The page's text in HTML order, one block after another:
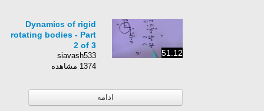
51:12
Dynamics of rigid
rotating bodies - Part
2 of 3
siavash533
1374 مشاهده
ادامه